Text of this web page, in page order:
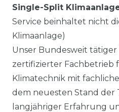
Single-Split
Service beinhaltet nicht
Klimaanlage)
Unser Bundesweit
zertifizierter Fachbetrieb
Klimatechnik mit
dem neuesten Stand der
langjähriger Erfahrung